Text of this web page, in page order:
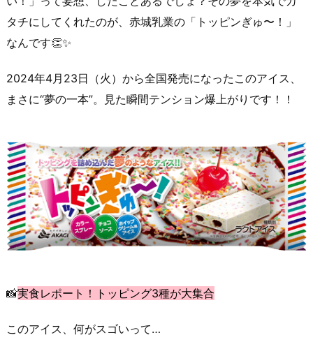
タチにしてくれたのが、赤城乳業の「トッピンぎゅ〜！」
なんです👏✨
2024年4月23日（火）から全国発売になったこのアイス、
まさに“夢の一本”。見た瞬間テンション爆上がりです！！
📸実食レポート！トッピング3種が大集合
このアイス、何がスゴいって…